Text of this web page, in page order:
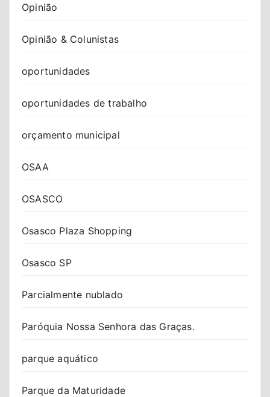
Opinião
Opinião & Colunistas
oportunidades
oportunidades de trabalho
orçamento municipal
OSAA
OSASCO
Osasco Plaza Shopping
Osasco SP
Parcialmente nublado
Paróquia Nossa Senhora das Graças.
parque aquático
Parque da Maturidade